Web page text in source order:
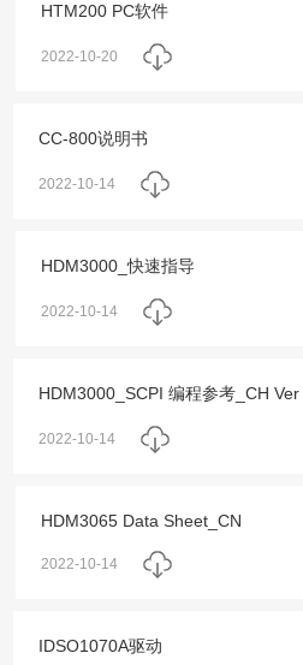
HTM200 PC软件
2022-10-20
CC-800说明书
2022-10-14
HDM3000_快速指导
2022-10-14
HDM3000_SCPI 编程参考_CH Ver
2022-10-14
HDM3065 Data Sheet_CN
2022-10-14
IDSO1070A驱动